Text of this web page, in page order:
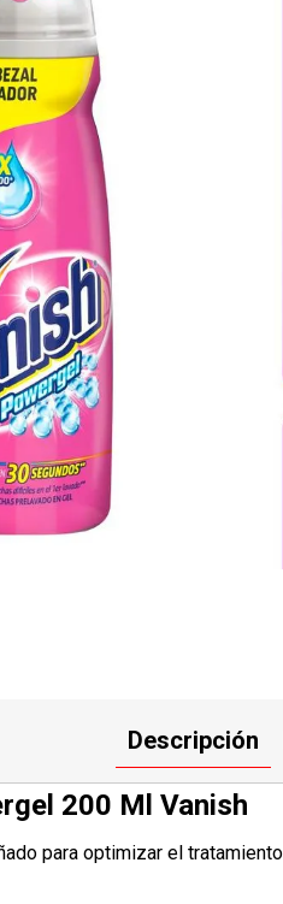
Descripción
200 Ml Vanish
para optimizar el